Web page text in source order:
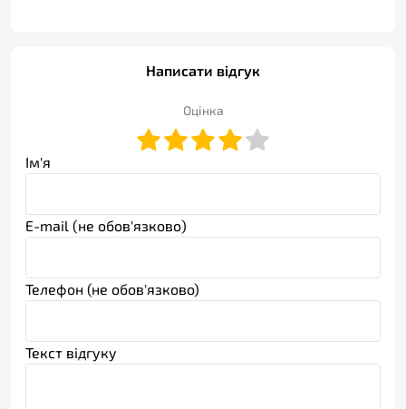
Написати відгук
Оцінка
Ім'я
E-mail (не обов'язково)
Телефон (не обов'язково)
Текст відгуку